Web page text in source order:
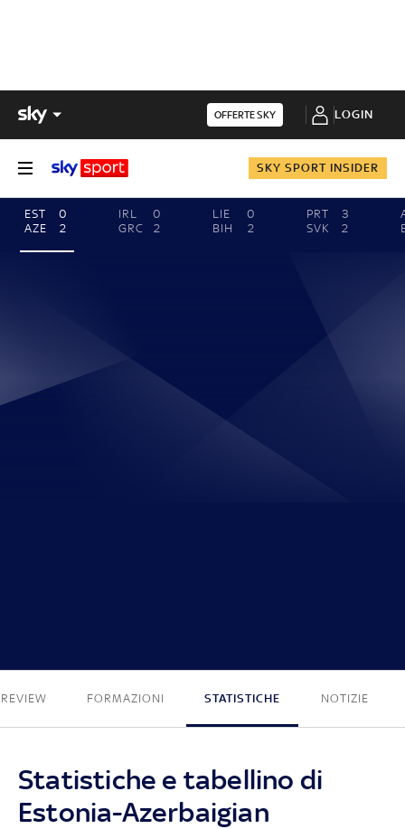
OFFERTE SKY LOGIN
SKY SPORT INSIDER
EST
0
AZE
2
IRL
0
GRC
2
LIE
0
BIH
2
PRT
3
SVK
2
FORMAZIONI STATISTICHE NOTIZIE
Statistiche e tabellino di
Estonia-Azerbaigian